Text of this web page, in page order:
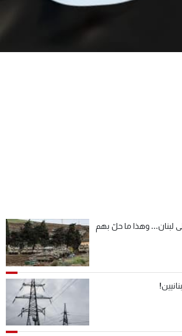
لبنان... وهذا ما حلّ بهم